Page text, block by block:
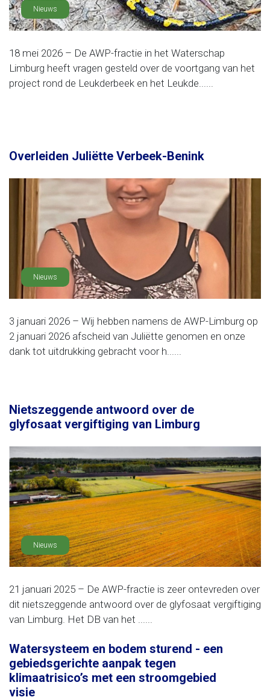
Nieuws
18 mei 2026 – De AWP-fractie in het Waterschap
Limburg heeft vragen gesteld over de voortgang van het
project rond de Leukderbeek en het Leukde......
Overleiden Juliëtte Verbeek-Benink
Nieuws
3 januari 2026 – Wij hebben namens de AWP-Limburg op
2 januari 2026 afscheid van Juliëtte genomen en onze
dank tot uitdrukking gebracht voor h......
Nietszeggende antwoord over de
glyfosaat vergiftiging van Limburg
Nieuws
21 januari 2025 – De AWP-fractie is zeer ontevreden over
dit nietszeggende antwoord over de glyfosaat vergiftiging
van Limburg. Het DB van het ......
Watersysteem en bodem sturend - een
gebiedsgerichte aanpak tegen
klimaatrisico’s met een stroomgebied
visie